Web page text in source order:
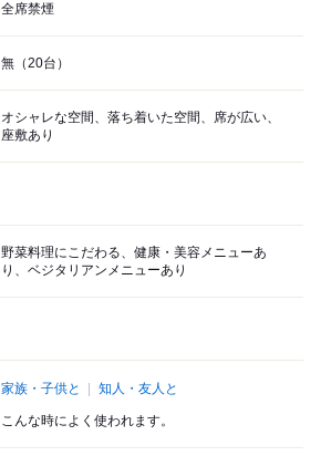
全席禁煙
無（20台）
オシャレな空間、落ち着いた空間、席が広い、
座敷あり
野菜料理にこだわる、健康・美容メニューあ
り、ベジタリアンメニューあり
家族・子供と 知人・友人と
こんな時によく使われます。